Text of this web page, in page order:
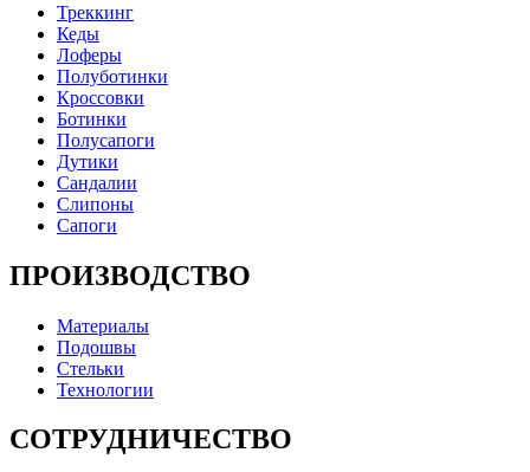
Треккинг
Кеды
Лоферы
Полуботинки
Кроссовки
Ботинки
Полусапоги
Дутики
Сандалии
Слипоны
Сапоги
ПРОИЗВОДСТВО
Материалы
Подошвы
Стельки
Технологии
СОТРУДНИЧЕСТВО